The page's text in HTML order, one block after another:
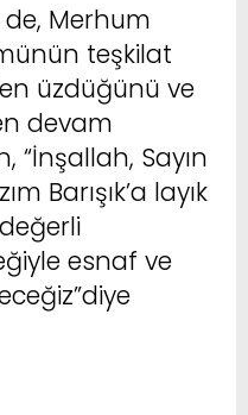
de, Merhum
teşkilat
üzdüğünü ve
devam
“İnşallah, Sayın
Barışık’a layık
esnaf ve